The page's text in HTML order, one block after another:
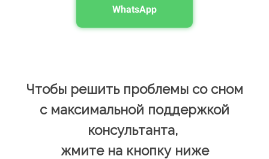
WhatsApp
Чтобы решить проблемы со сном
с максимальной поддержкой
консультанта,
жмите на кнопку ниже